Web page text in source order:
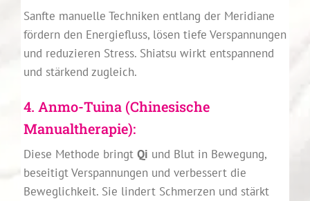
Sanfte manuelle Techniken entlang der Meridiane
fördern den Energiefluss, lösen tiefe Verspannungen
und reduzieren Stress. Shiatsu wirkt entspannend
und stärkend zugleich.
4. Anmo-Tuina (Chinesische
Manualtherapie):
Diese Methode bringt Qi und Blut in Bewegung,
beseitigt Verspannungen und verbessert die
Beweglichkeit. Sie lindert Schmerzen und stärkt